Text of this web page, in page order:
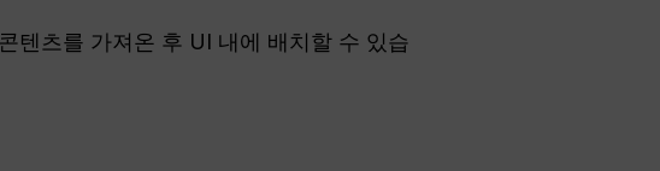
텐츠를 가져온 후 UI 내에 배치할 수 있습